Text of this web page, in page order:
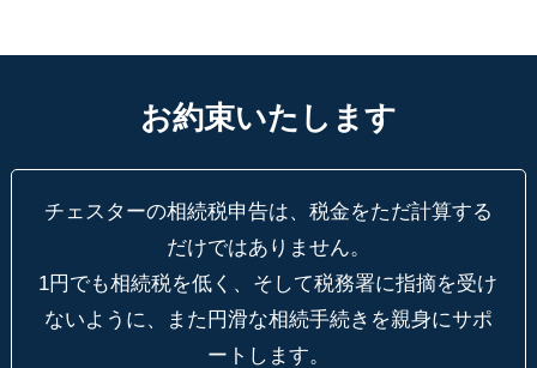
お約束いたします
チェスターの相続税申告は、税金をただ計算する
だけではありません。
1円でも相続税を低く、そして税務署に指摘を受け
ないように、
また円滑な相続手続きを親身にサポ
ートします。